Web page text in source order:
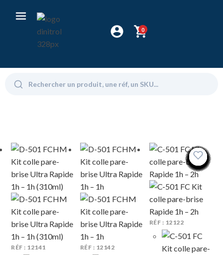
0
RÉF : 12141 RÉF : 12142
RÉF : 12122